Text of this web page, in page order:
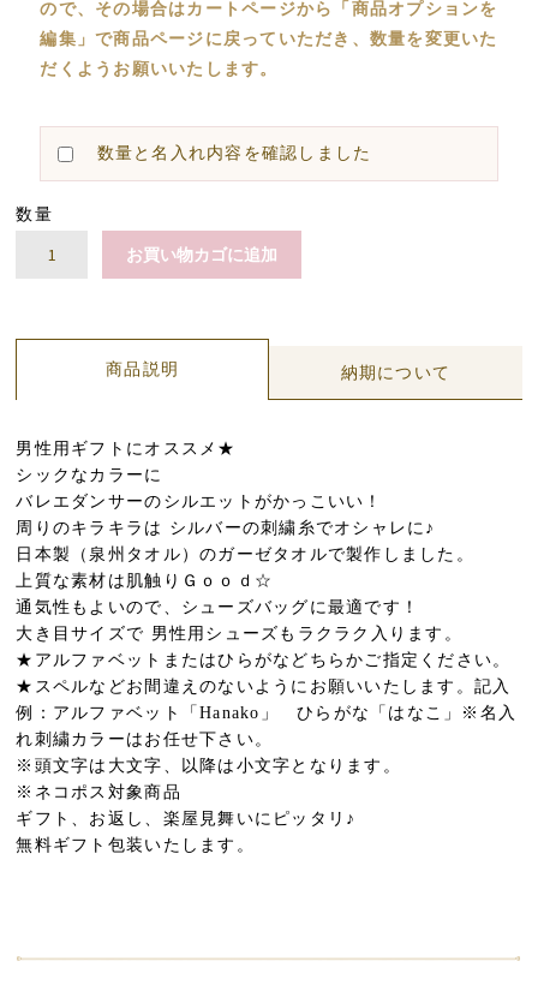
数量と名入れ内容を確認しました
ので、その場合はカートページから「商品オプションを
編集」で商品ページに戻っていただき、数量を変更いた
だくようお願いいたします。
数量
ズ
ッ
グ
Ｂ
ｏ
ｙ’ｓ
個
お買い物カゴに追加
商品説明 納期について
男性用ギフトにオススメ★
シックなカラーに
バレエダンサーのシルエットがかっこいい！
周りのキラキラは シルバーの刺繍糸でオシャレに♪
日本製（泉州タオル）のガーゼタオルで製作しました。
上質な素材は肌触りＧｏｏｄ☆
通気性もよいので、シューズバッグに最適です！
大き目サイズで 男性用シューズもラクラク入ります。
★アルファベットまたはひらがなどちらかご指定ください。
★スペルなどお間違えのないようにお願いいたします。記入
例：アルファベット「Hanako」 ひらがな「はなこ」※名入
れ刺繍カラーはお任せ下さい。
※頭文字は大文字、以降は小文字となります。
※ネコポス対象商品
ギフト、お返し、楽屋見舞いにピッタリ♪
無料ギフト包装いたします。